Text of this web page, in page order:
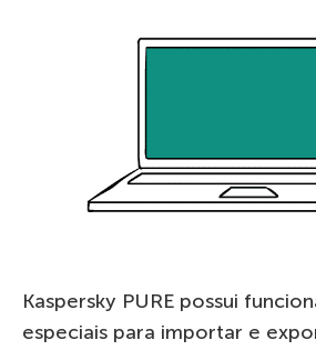
Kaspersky PURE possui
especiais para importar e